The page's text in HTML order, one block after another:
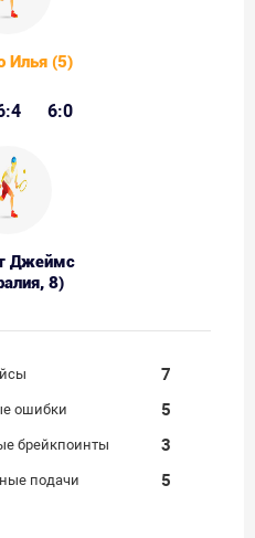
Илья (5)
6:0
Джеймс
8)
7
ошибки
5
брейкпоинты
3
подачи 5